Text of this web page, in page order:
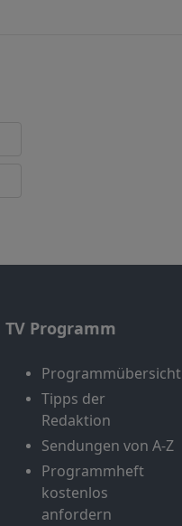
TV Programm
Programmübersicht
Tipps der
Redaktion
Sendungen von A-Z
Programmheft
kostenlos
anfordern